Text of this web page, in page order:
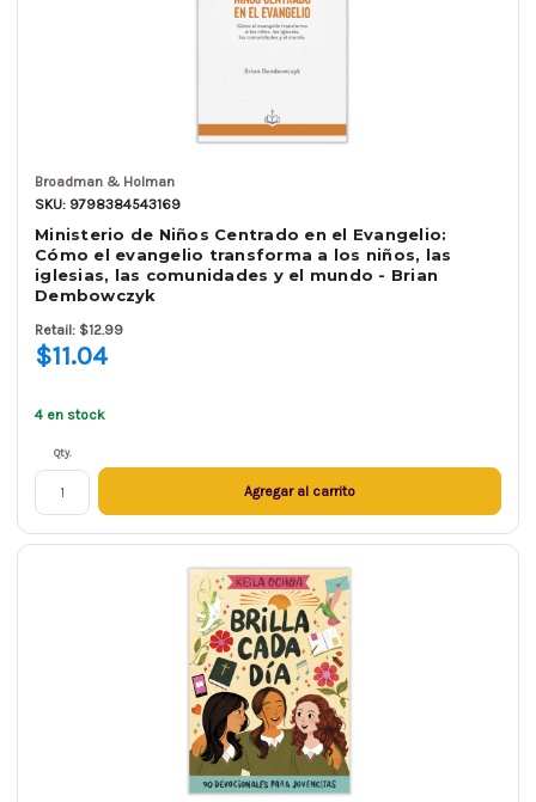
Broadman & Holman
SKU: 9798384543169
Ministerio de Niños Centrado en el Evangelio:
Cómo el evangelio transforma a los niños, las
iglesias, las comunidades y el mundo - Brian
Dembowczyk
Retail: $12.99
$11.04
4 en stock
Qty.
Agregar al carrito